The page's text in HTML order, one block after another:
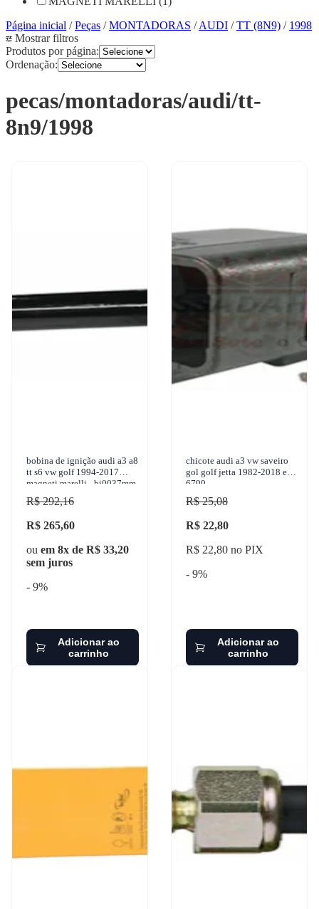
Página inicial /Peças /MONTADORAS /AUDI /TT (8N9) / 1998
Mostrar filtros
Produtos por página:
Ordenação:
pecas/montadoras/audi/tt-
8n9/1998
bobina de ignição audi a3 a8
tt s6 vw golf 1994-2017
magneti marelli - bi0037mm
R$ 292,16
R$ 265,60
ou em 8x de R$ 33,20
sem juros
- 9%
Adicionar ao
carrinho
chicote audi a3 vw saveiro
gol golf jetta 1982-2018 ete
6799
R$ 25,08
R$ 22,80
R$ 22,80 no PIX
- 9%
Adicionar ao
carrinho